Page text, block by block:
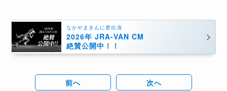
なかやまきんに君出演
2026年 JRA-VAN CM
絶賛公開中！！
前へ 次へ